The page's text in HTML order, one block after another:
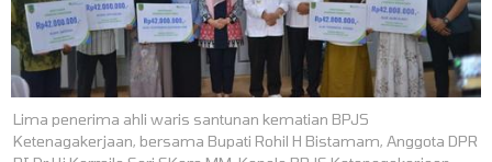
Lima penerima ahli waris santunan kematian BPJS
Ketenagakerjaan, bersama Bupati Rohil H Bistamam, Anggota DPR